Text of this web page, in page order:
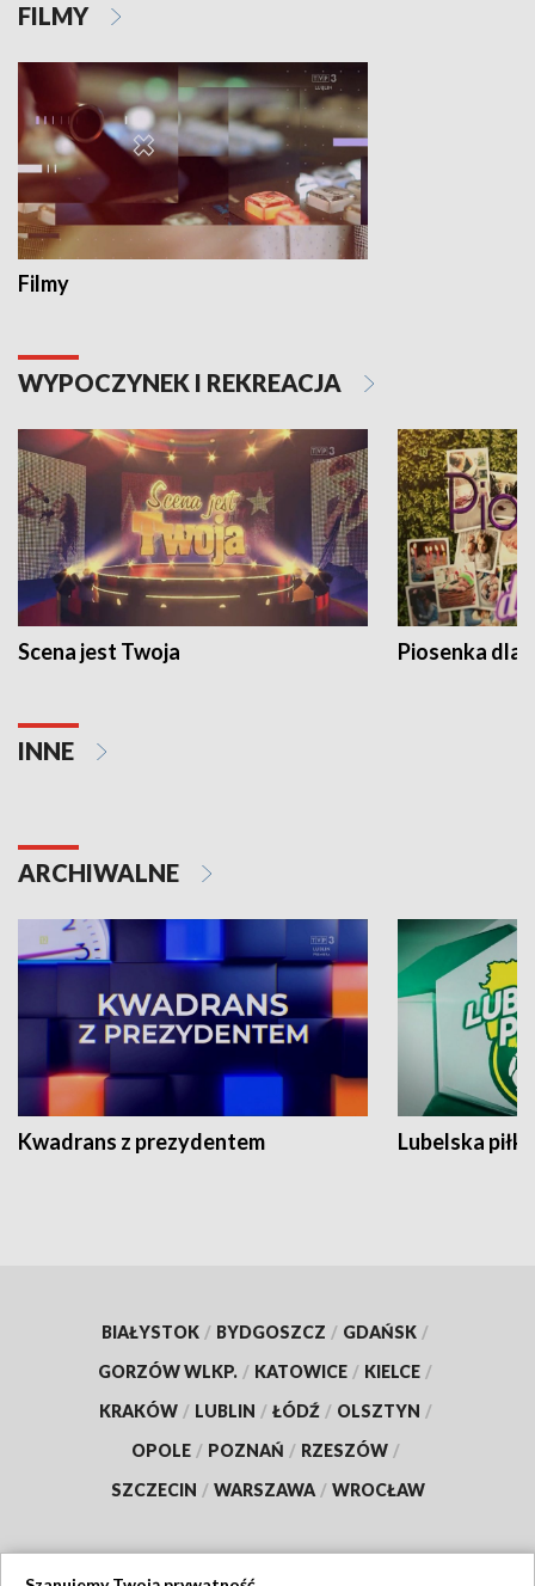
FILMY
Filmy
WYPOCZYNEK I REKREACJA
Scena jest Twoja Piosenka dla
INNE
ARCHIWALNE
Kwadrans z prezydentem Lubelska piłka
BIAŁYSTOK / BYDGOSZCZ / GDAŃSK /
GORZÓW WLKP. / KATOWICE / KIELCE /
KRAKÓW / LUBLIN / ŁÓDŹ / OLSZTYN /
OPOLE / POZNAŃ / RZESZÓW /
SZCZECIN / WARSZAWA / WROCŁAW